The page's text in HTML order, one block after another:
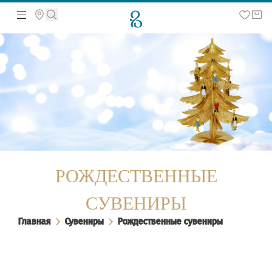
Поиск по сайту
РОЖДЕСТВЕННЫЕ
СУВЕНИРЫ
Главная Сувениры Рождественные сувениры